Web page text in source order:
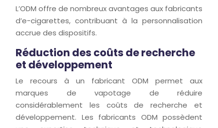
L’ODM offre de nombreux avantages aux fabricants
d’e-cigarettes, contribuant à la personnalisation
accrue des dispositifs.
Réduction des coûts de recherche
et développement
Le recours à un fabricant ODM permet aux
marques de vapotage de réduire
considérablement les coûts de recherche et
développement. Les fabricants ODM possèdent